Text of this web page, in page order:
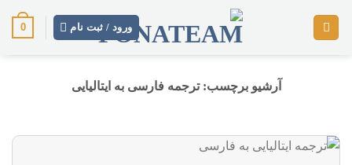
ورود / ثبت نام 0
آرشیو برچسب:ترجمه فارسی به ایتالیایی